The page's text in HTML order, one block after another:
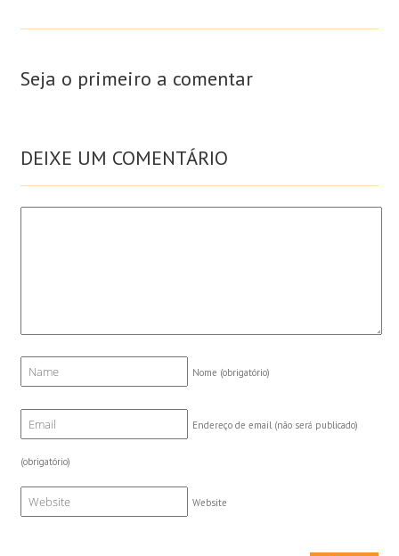
Seja o primeiro a comentar
DEIXE UM COMENTÁRIO
Nome (obrigatório)
Endereço de email (não será publicado)
(obrigatório)
Website